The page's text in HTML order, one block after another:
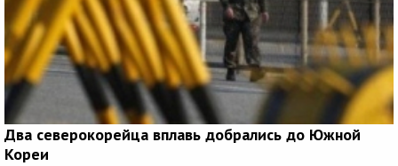
Два северокорейца вплавь добрались до Южной
Кореи